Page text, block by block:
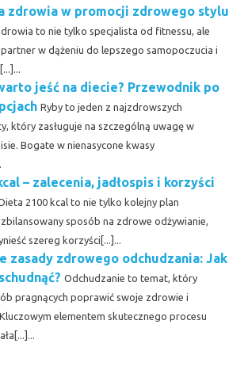
zdrowia w promocji zdrowego stylu
to nie tylko specjalista od fitnessu, ale
w dążeniu do lepszego samopoczucia i
jeść na diecie? Przewodnik po
Ryby to jeden z najzdrowszych
który zasługuje na szczególną uwagę w
Bogate w nienasycone kwasy
– zalecenia, jadłospis i korzyści
2100 kcal to nie tylko kolejny plan
sposób na zdrowe odżywianie,
szereg korzyści[...]...
zasady zdrowego odchudzania: Jak
Odchudzanie to temat, który
pragnących poprawić swoje zdrowie i
elementem skutecznego procesu